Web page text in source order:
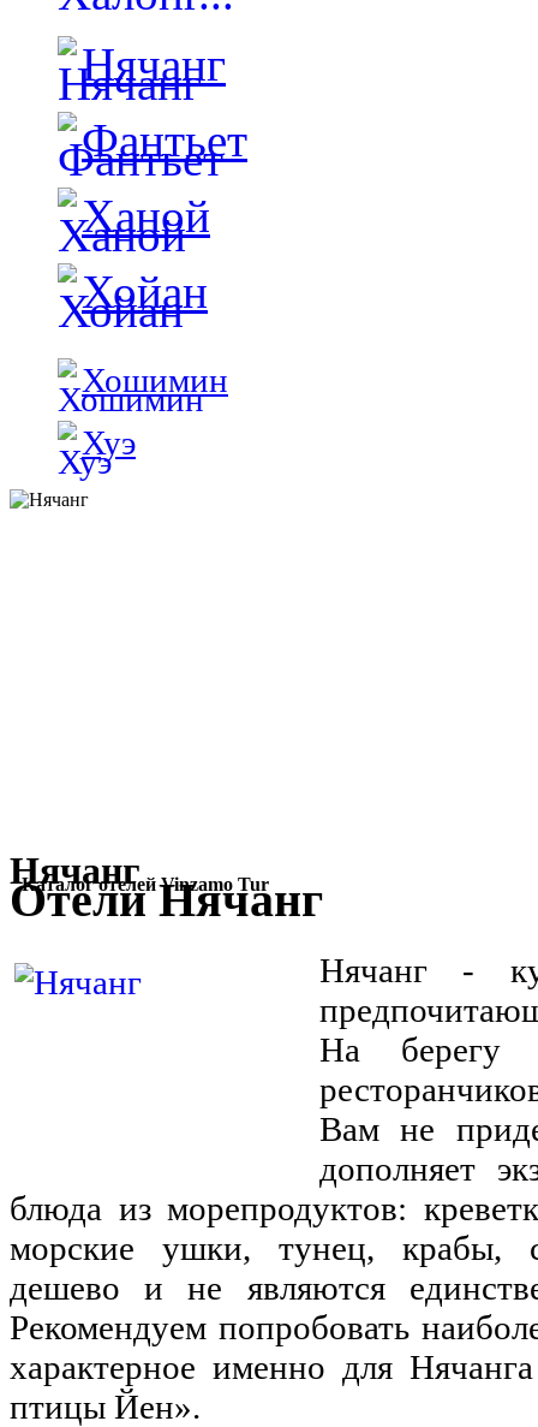
Нячанг
Фантьет
Ханой
Хойан
Хошимин
Хуэ
Нячанг
Каталог отелей Vinzamo Tur
Отели Нячанг
Нячанг -
На берегу
Вам не
дополняет
блюда из морепродуктов:
морские ушки, тунец, крабы,
дешево и не являются
Рекомендуем попробовать
характерное именно для
птицы Йен».